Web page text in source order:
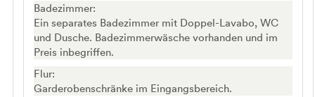
Badezimmer:
Ein separates Badezimmer mit Doppel-Lavabo, WC
und Dusche. Badezimmerwäsche vorhanden und im
Preis inbegriffen.
Flur:
Garderobenschränke im Eingangsbereich.